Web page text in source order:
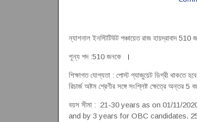
ন্যাশনাল ইনস্টিটিউট পঞ্চায়েত রাজ হায়দ্রাবাদ 510
শূন্য পদ :510 জনকে ।
শিক্ষাগত যোগ্যতা : পোস্ট গ্যাজুয়েট ডিগ্রী থাকতে
রিচার্জ অষ্টম শ্রেণীর সঙ্গে সংশ্লিষ্ট ক্ষেত্রে অন্তর 5
বয়স সীমা : 21-30 years as on 01/11/
and by 3 years for OBC candidates.